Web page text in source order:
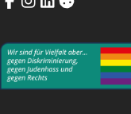
Facebook
Instagram
LinkedIn
Cookie-